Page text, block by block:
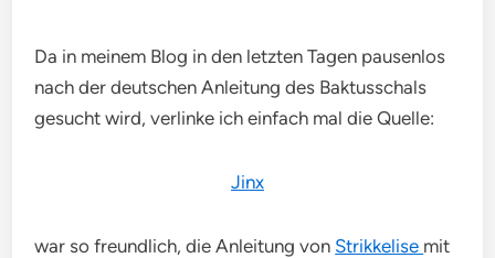
Da in meinem Blog in den letzten Tagen pausenlos
nach der deutschen Anleitung des Baktusschals
gesucht wird, verlinke ich einfach mal die Quelle:
Jinx
war so freundlich, die Anleitung von Strikkelise mit